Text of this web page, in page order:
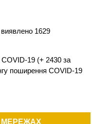
1629
COVID-19 (+ 2430 за
поширення COVID-19
МЕРЕЖАХ